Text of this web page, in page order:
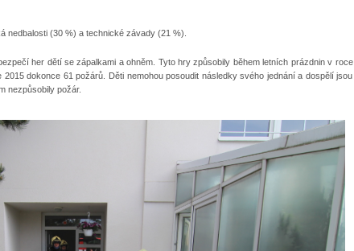
nedbalosti (30 %) a technické závady (21 %).
her dětí se zápalkami a ohněm. Tyto hry způsobily během letních prázdnin v roce
dokonce 61 požárů. Děti nemohou posoudit následky svého jednání a dospělí jsou
nezpůsobily požár.